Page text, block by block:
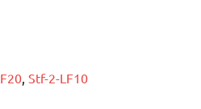
, Stf-2-LF10